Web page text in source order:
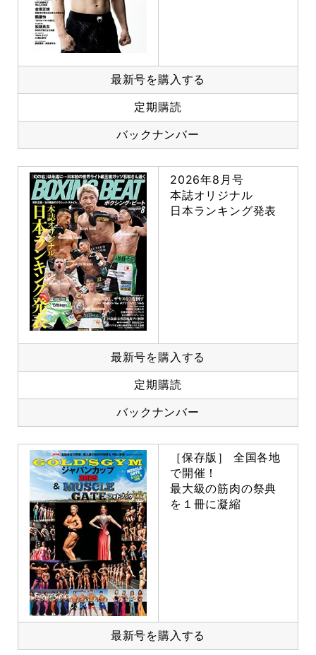
最新号を購入する
定期購読
バックナンバー
2026年8月号
本誌オリジナル
日本ランキング発表
最新号を購入する
定期購読
バックナンバー
［保存版］ 全国各地
で開催！
最大級の筋肉の祭典
を１冊に凝縮
最新号を購入する